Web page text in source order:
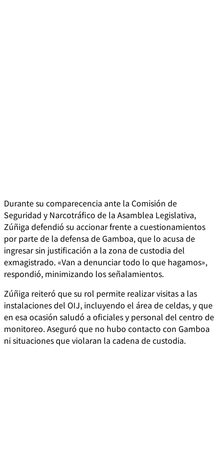
Durante su comparecencia ante la Comisión de
Seguridad y Narcotráfico de la Asamblea Legislativa,
Zúñiga defendió su accionar frente a cuestionamientos
por parte de la defensa de Gamboa, que lo acusa de
ingresar sin justificación a la zona de custodia del
exmagistrado. «Van a denunciar todo lo que hagamos»,
respondió, minimizando los señalamientos.
Zúñiga reiteró que su rol permite realizar visitas a las
instalaciones del OIJ, incluyendo el área de celdas, y que
en esa ocasión saludó a oficiales y personal del centro de
monitoreo. Aseguró que no hubo contacto con Gamboa
ni situaciones que violaran la cadena de custodia.